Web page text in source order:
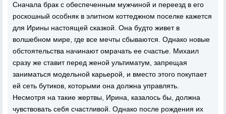
Сначала брак с обеспеченным мужчиной и переезд в его
роскошный особняк в элитном коттеджном поселке кажется
для Ирины настоящей сказкой. Она будто живет в
волшебном мире, где все мечты сбываются. Однако новые
обстоятельства начинают омрачать ее счастье. Михаил
сразу же ставит перед женой ультиматум, запрещая
заниматься модельной карьерой, и вместо этого покупает
ей сеть бутиков, которыми она должна управлять.
Несмотря на такие жертвы, Ирина, казалось бы, должна
чувствовать себя счастливой. Однако после рождения их